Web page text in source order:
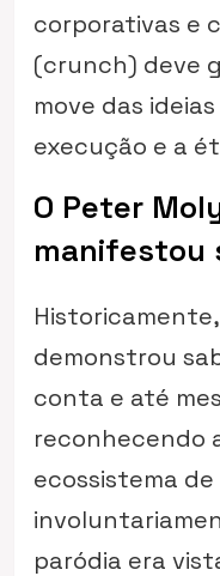
corporativas e
(crunch) deve
move das
execução e a
O Peter
manifestou
demonstrou
conta e até
reconhecendo
ecossistema
paródia era